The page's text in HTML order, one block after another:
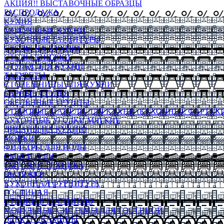
АКЦИЯ!! ВЫСТАВОЧНЫЕ ОБРАЗЦЫ
РАСПРОДАЖА
КУХНЯ
МОДУЛЬНЫЕ КУХНИ
КУХОННЫЕ ГАРНИТУРЫ
СТОЛЫ НА КУХНЮ
СТОЛЫ КНИЖКИ
СТУЛЬЯ ДЛЯ КУХНИ
ТАБУРЕТЫ
СТОЛЕШНИЦЫ ДЛЯ КУХНИ
БАРНЫЕ СТУЛЬЯ
ОБЕДЕННЫЕ ГРУППЫ
СТЕНОВЫЕ ПАНЕЛИ ДЛЯ КУХНИ (КУХОННЫЕ
КУХОННЫЕ УГОЛКИ МЯГКИЕ
ДИВАНЫ НА КУХНЮ
МОЙКИ
ФИЛЬТРЫ ДЛЯ ВОДЫ
СМЕСИТЕЛИ
БЫТОВАЯ ТЕХНИКА
ВЫТЯЖКИ
КУХОННАЯ ФУРНИТУРА
ГОСТИНАЯ
СТЕНКИ В ГОСТИНУЮ
МОДУЛЬНЫЕ СИСТЕМЫ ДЛЯ ГОСТИНОЙ
ЭЛЕКТРОКАМИНЫ